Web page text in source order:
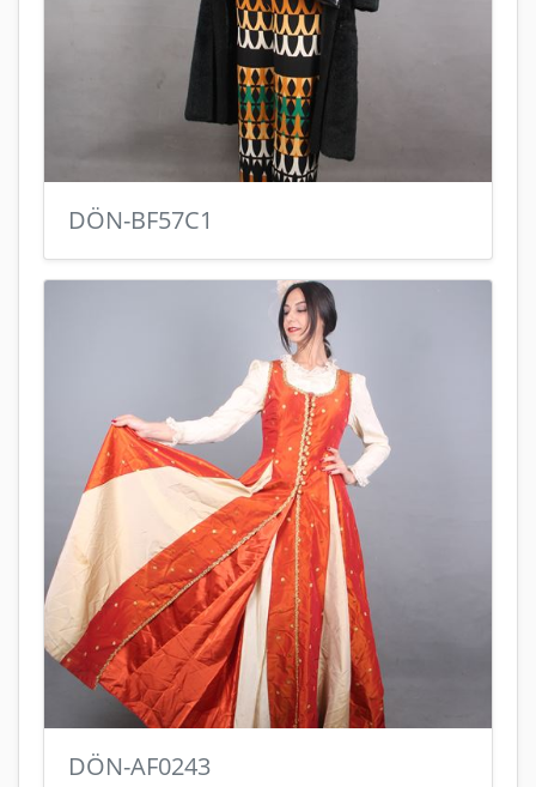
DÖN-BF57C1
DÖN-AF0243